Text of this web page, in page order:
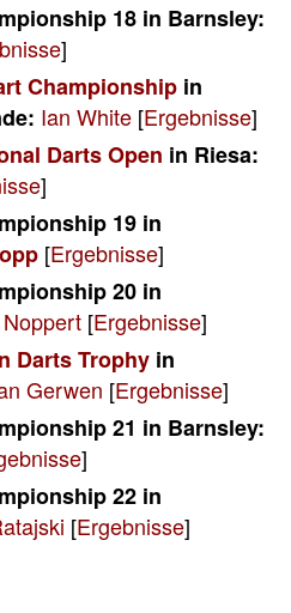
18 in Barnsley:
]
Championship in
Ian White [Ergebnisse]
Darts Open in Riesa:
]
19 in
[Ergebnisse]
20 in
[Ergebnisse]
Darts Trophy in
Gerwen [Ergebnisse]
21 in Barnsley:
]
22 in
[Ergebnisse]